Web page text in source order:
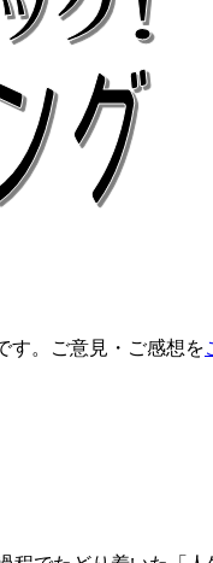
す。ご意見・ご感想を